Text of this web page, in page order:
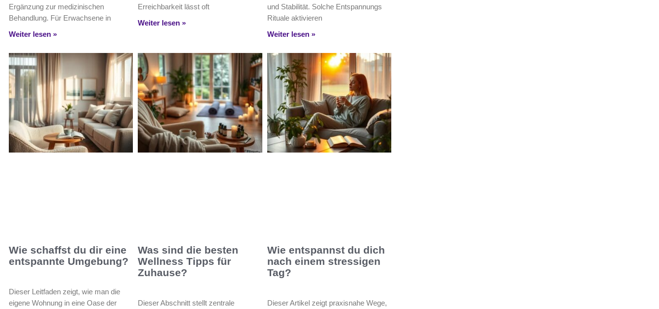
Ergänzung zur medizinischen
Behandlung. Für Erwachsene in
Weiter lesen »
Erreichbarkeit lässt oft
Weiter lesen »
und Stabilität. Solche Entspannungs
Rituale aktivieren
Weiter lesen »
Wie schaffst du dir eine
entspannte Umgebung?
Dieser Leitfaden zeigt, wie man die
eigene Wohnung in eine Oase der
Was sind die besten
Wellness Tipps für
Zuhause?
Dieser Abschnitt stellt zentrale
Wie entspannst du dich
nach einem stressigen
Tag?
Dieser Artikel zeigt praxisnahe Wege,